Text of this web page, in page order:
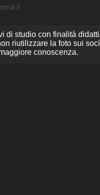
di studio con finalità
riutilizzare la foto sui
conoscenza.